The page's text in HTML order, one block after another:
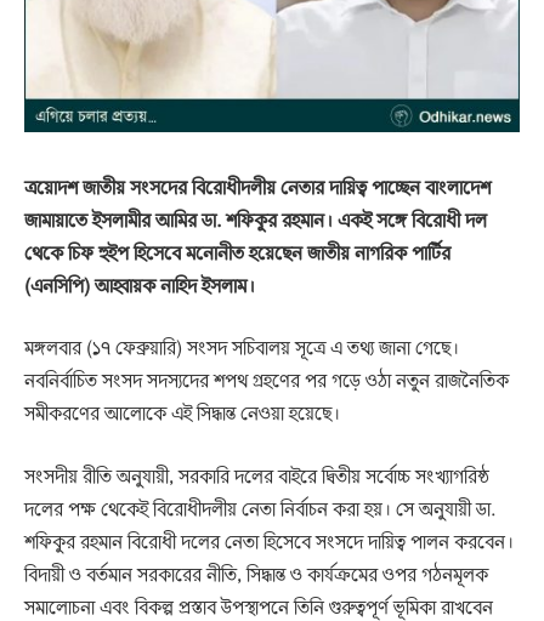
ত্রয়োদশ জাতীয় সংসদের বিরোধীদলীয় নেতার দায়িত্ব পাচ্ছেন বাংলাদেশ
জামায়াতে ইসলামীর আমির ডা. শফিকুর রহমান। একই সঙ্গে বিরোধী দল
থেকে চিফ হুইপ হিসেবে মনোনীত হয়েছেন জাতীয় নাগরিক পার্টির
(এনসিপি) আহ্বায়ক নাহিদ ইসলাম।
মঙ্গলবার (১৭ ফেব্রুয়ারি) সংসদ সচিবালয় সূত্রে এ তথ্য জানা গেছে।
নবনির্বাচিত সংসদ সদস্যদের শপথ গ্রহণের পর গড়ে ওঠা নতুন রাজনৈতিক
সমীকরণের আলোকে এই সিদ্ধান্ত নেওয়া হয়েছে।
সংসদীয় রীতি অনুযায়ী, সরকারি দলের বাইরে দ্বিতীয় সর্বোচ্চ সংখ্যাগরিষ্ঠ
দলের পক্ষ থেকেই বিরোধীদলীয় নেতা নির্বাচন করা হয়। সে অনুযায়ী ডা.
শফিকুর রহমান বিরোধী দলের নেতা হিসেবে সংসদে দায়িত্ব পালন করবেন।
বিদায়ী ও বর্তমান সরকারের নীতি, সিদ্ধান্ত ও কার্যক্রমের ওপর গঠনমূলক
সমালোচনা এবং বিকল্প প্রস্তাব উপস্থাপনে তিনি গুরুত্বপূর্ণ ভূমিকা রাখবেন